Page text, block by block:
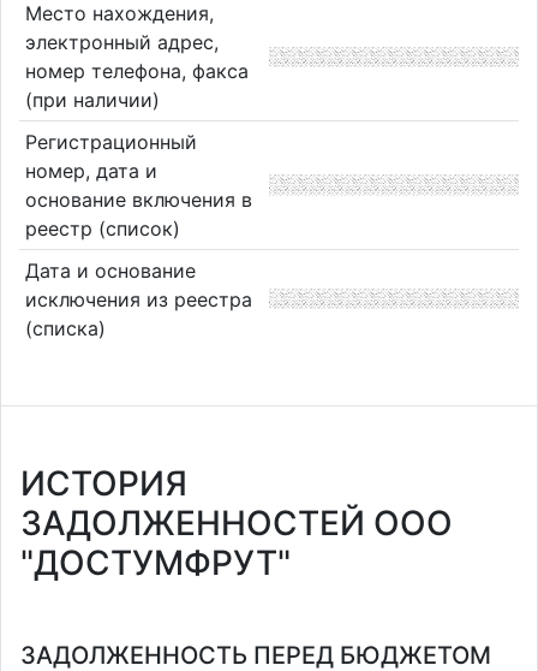
Место нахождения,
электронный адрес,
номер телефона, факса
(при наличии)
Регистрационный
номер, дата и
основание включения в
реестр (список)
Дата и основание
исключения из реестра
(списка)
ИСТОРИЯ
ЗАДОЛЖЕННОСТЕЙ ООО
"ДОСТУМФРУТ"
ЗАДОЛЖЕННОСТЬ ПЕРЕД БЮДЖЕТОМ